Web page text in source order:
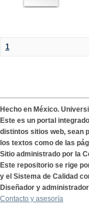
1
Hecho en México.
Este es un portal
distintos sitios web, sean
los textos como de las
Sitio administrado por la
Este repositorio se rige
y el Sistema de Calidad
Diseñador y
Contacto y asesoría